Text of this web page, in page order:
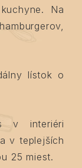
Na
hamburgerov,
lístok o
v interiéri
v teplejších
25 miest.